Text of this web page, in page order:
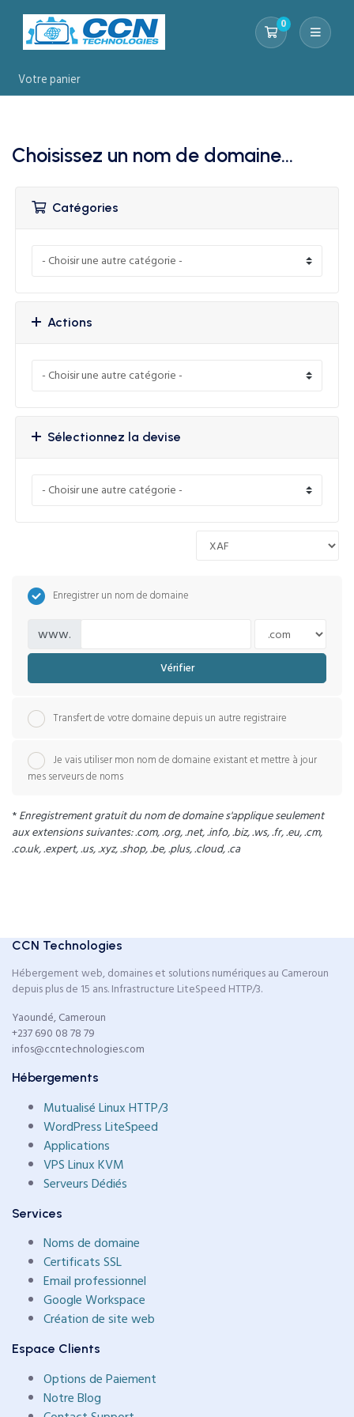
0
Votre panier
Votre panier
Choisissez un nom de domaine...
Catégories
Actions
Sélectionnez la devise
Enregistrer un nom de domaine
www.
Vérifier
Transfert de votre domaine depuis un autre registraire
Je vais utiliser mon nom de domaine existant et mettre à jour
mes serveurs de noms
*Enregistrement gratuit du nom de domaine s'applique seulement
aux extensions suivantes: .com, .org, .net, .info, .biz, .ws, .fr, .eu, .cm,
.co.uk, .expert, .us, .xyz, .shop, .be, .plus, .cloud, .ca
CCN Technologies
Hébergement web, domaines et solutions numériques au Cameroun
depuis plus de 15 ans. Infrastructure LiteSpeed HTTP/3.
Yaoundé, Cameroun
+237 690 08 78 79
infos@ccntechnologies.com
Hébergements
Mutualisé Linux HTTP/3
WordPress LiteSpeed
Applications
VPS Linux KVM
Serveurs Dédiés
Services
Noms de domaine
Certificats SSL
Email professionnel
Google Workspace
Création de site web
Espace Clients
Options de Paiement
Notre Blog